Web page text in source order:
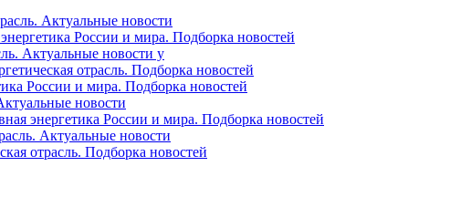
Актуальные новости
России и мира. Подборка новостей
Актуальные новости у
отрасль. Подборка новостей
России и мира. Подборка новостей
новости
энергетика России и мира. Подборка новостей
Актуальные новости
отрасль. Подборка новостей